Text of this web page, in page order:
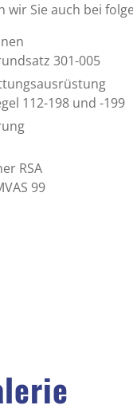
wir Sie auch bei
301-005
112-198 und -199
RSA
99